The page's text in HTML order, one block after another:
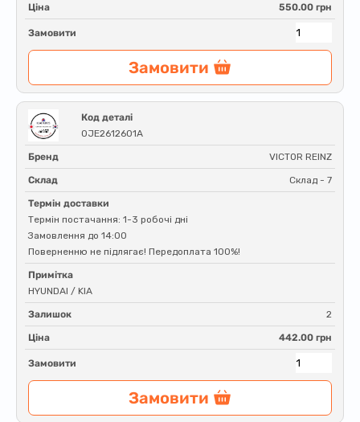
Ціна 550.00 грн
Замовити
Замовити
Код деталі
0JE2612601A
Бренд VICTOR REINZ
Склад Склад - 7
Термін доставки
Термін постачання: 1-3 робочі дні
Замовлення до 14:00
Поверненню не підлягає! Передоплата 100%!
Примітка
HYUNDAI / KIA
Залишок 2
Ціна 442.00 грн
Замовити
Замовити